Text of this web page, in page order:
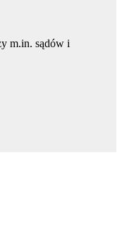
m.in. sądów i